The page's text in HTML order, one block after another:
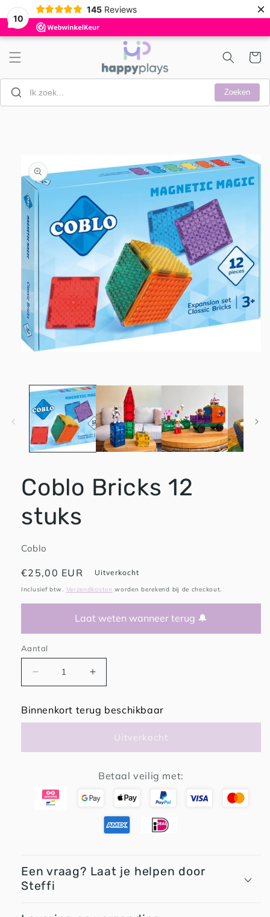
10
145 Reviews ×
Meteen
naar de
content
Zoeken
modaal
Coblo Bricks 12
stuks
Coblo
Normale
prijs
€25,00 EUR Uitverkocht
Inclusief btw. Verzendkosten worden berekend bij de checkout.
Laat weten wanneer terug 🔔
Aantal
Aantal
verlagen
Coblo
stuks
Aantal
verhogen
Coblo
stuks
Binnenkort terug beschikbaar
Uitverkocht
Betaal veilig met:
Een vraag? Laat je helpen door
Steffi